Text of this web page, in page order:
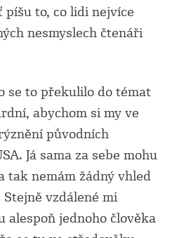
to, co lidi nejvíce
nesmyslech čtenáři
se to překulilo do témat
abychom si my ve
původních
Já sama za sebe mohu
tak nemám žádný vhled
vzdálené mi
jednoho člověka